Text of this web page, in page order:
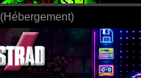
(Hébergement)